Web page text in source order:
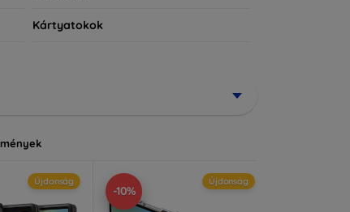
Kártyatokok
Újdonság
-10%
Újdonság